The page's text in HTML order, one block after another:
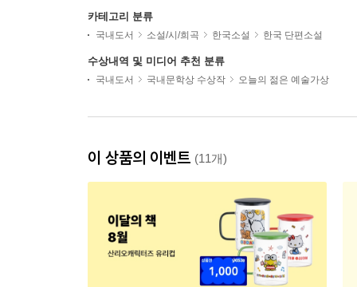
카테고리 분류
국내도서 소설/시/희곡 한국소설 한국 단편소설
수상내역 및 미디어 추천 분류
국내도서 국내문학상 수상작 오늘의 젊은 예술가상
이 상품의 이벤트 (11개)